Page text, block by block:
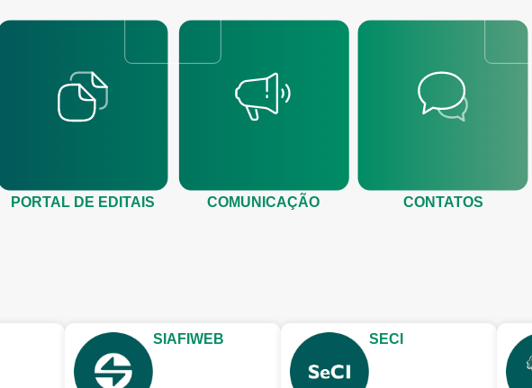
PORTAL DE EDITAIS COMUNICAÇÃO CONTATOS
SIAFIWEB SECI